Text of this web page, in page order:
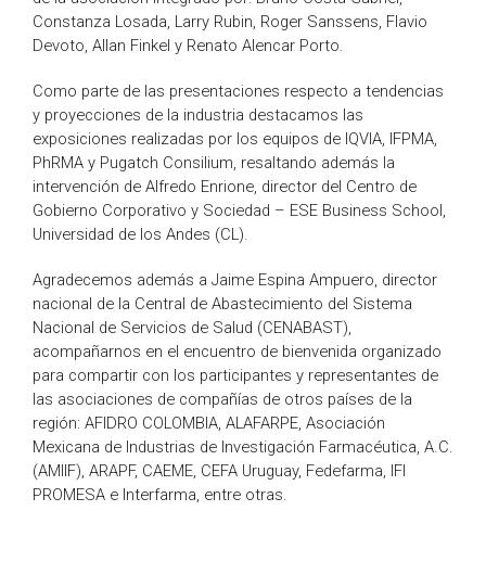
Constanza Losada, Larry Rubin, Roger Sanssens, Flavio
Devoto, Allan Finkel y Renato Alencar Porto.
Como parte de las presentaciones respecto a tendencias
y proyecciones de la industria destacamos las
exposiciones realizadas por los equipos de IQVIA, IFPMA,
PhRMA y Pugatch Consilium, resaltando además la
intervención de Alfredo Enrione, director del Centro de
Gobierno Corporativo y Sociedad – ESE Business School,
Universidad de los Andes (CL).
Agradecemos además a Jaime Espina Ampuero, director
nacional de la Central de Abastecimiento del Sistema
Nacional de Servicios de Salud (CENABAST),
acompañarnos en el encuentro de bienvenida organizado
para compartir con los participantes y representantes de
las asociaciones de compañías de otros países de la
región: AFIDRO COLOMBIA, ALAFARPE, Asociación
Mexicana de Industrias de Investigación Farmacéutica, A.C.
(AMIIF), ARAPF, CAEME, CEFA Uruguay, Fedefarma, IFI
PROMESA e Interfarma, entre otras.